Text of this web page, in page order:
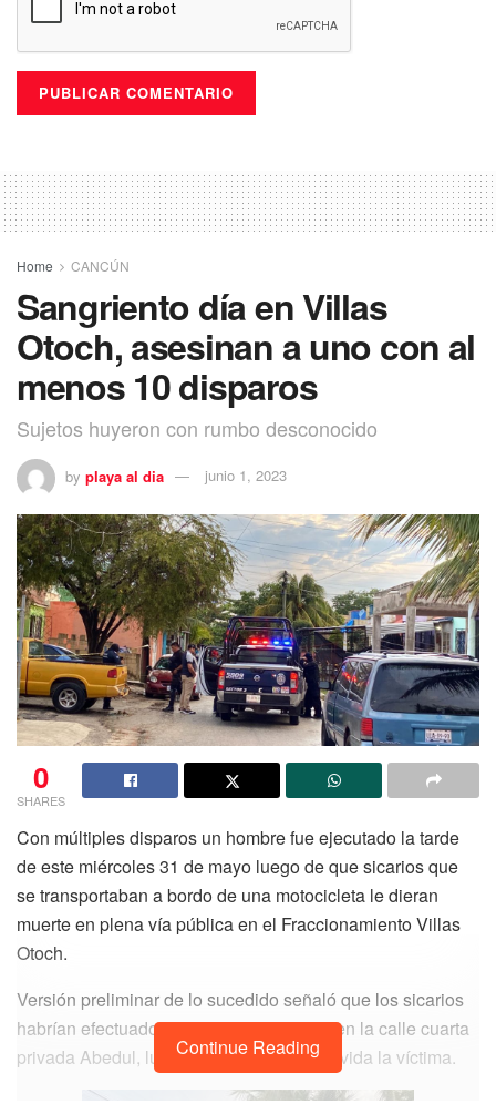
Home CANCÚN
Sangriento día en Villas
Otoch, asesinan a uno con al
menos 10 disparos
Sujetos huyeron con rumbo desconocido
by playa al dia junio 1, 2023
0
SHARES
Con múltiples disparos un hombre fue ejecutado la tarde
de este miércoles 31 de mayo luego de que sicarios que
se transportaban a bordo de una motocicleta le dieran
muerte en plena vía pública en el Fraccionamiento Villas
Otoch.
Versión preliminar de lo sucedido señaló que los sicarios
habrían efectuado al menos 10 disparos en la calle cuarta
privada Abedul, lugar en el que perdió la vida la víctima.
Continue Reading